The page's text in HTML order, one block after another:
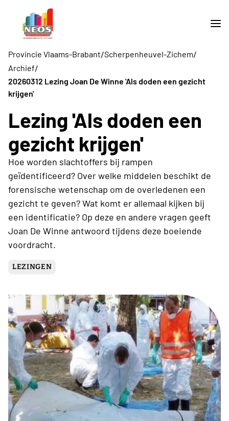
Provincie Vlaams-Brabant/Scherpenheuvel-Zichem/
Archief/
20260312 Lezing Joan De Winne 'Als doden een gezicht
krijgen'
Lezing 'Als doden een
gezicht krijgen'
Hoe worden slachtoffers bij rampen
geïdentificeerd? Over welke middelen beschikt de
forensische wetenschap om de overledenen een
gezicht te geven? Wat komt er allemaal kijken bij
een identificatie? Op deze en andere vragen geeft
Joan De Winne antwoord tijdens deze boeiende
voordracht.
LEZINGEN